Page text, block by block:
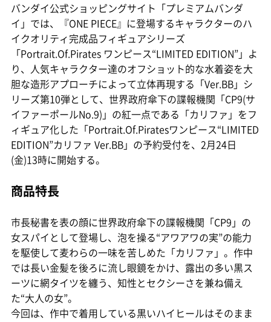
バンダイ公式ショッピングサイト「プレミアムバンダ
イ」では、『ONE PIECE』に登場するキャラクターのハ
イクオリティ完成品フィギュアシリーズ
「Portrait.Of.Pirates ワンピース“LIMITED EDITION”」よ
り、人気キャラクター達のオフショット的な水着姿を大
胆な造形アプローチによって立体再現する「Ver.BB」シ
リーズ第10弾として、世界政府傘下の諜報機関「CP9(サ
イファーポールNo.9)」の紅一点である「カリファ」をフ
ィギュア化した「Portrait.Of.Piratesワンピース“LIMITED
EDITION”カリファ Ver.BB」の予約受付を、2月24日
(金)13時に開始する。
商品特長
市長秘書を表の顔に世界政府傘下の諜報機関「CP9」の
女スパイとして登場し、泡を操る“アワアワの実”の能力
を駆使して麦わらの一味を苦しめた「カリファ」。作中
では長い金髪を後ろに流し眼鏡をかけ、露出の多い黒ス
ーツに網タイツを纏う、知性とセクシーさを兼ね備え
た“大人の女”。
今回は、作中で着用している黒いハイヒールはそのまま